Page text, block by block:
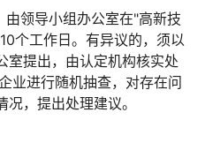
领导小组办公室在"高新技
个工作日。有异议的，须以
室提出，由认定机构核实处
业进行随机抽查，对存在问
，提出处理建议。